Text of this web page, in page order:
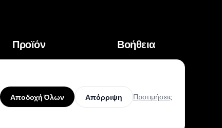
Προϊόν
Κορυφαίοι Καλλιτέχνες
Δοκιμή AR
Βοήθεια
Οδηγοί Τατουάζ
Βίντεο-οδηγοί στο
Αποδοχή Όλων Απόρριψη Προτιμήσεις